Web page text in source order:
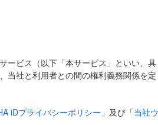
ービス（以下「本サービス」といい、具
当社と利用者との間の権利義務関係を定
iDプライバシーポリシー 」及び「当社ウ